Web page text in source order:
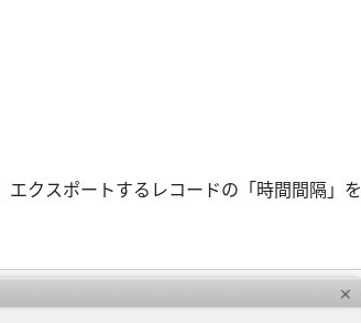
クスポートするレコードの「時間間隔」を